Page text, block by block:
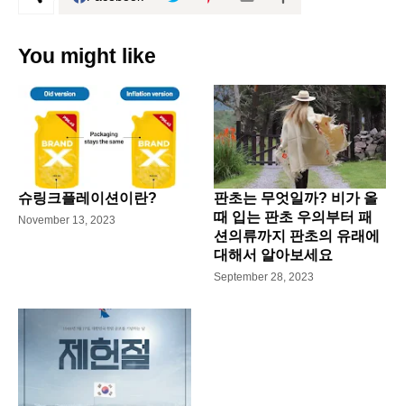
You might like
슈링크플레이션이란?
November 13, 2023
판초는 무엇일까? 비가 올
때 입는 판초 우의부터 패
션의류까지 판초의 유래에
대해서 알아보세요
September 28, 2023